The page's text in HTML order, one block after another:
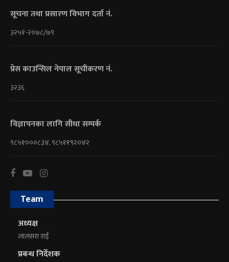
सूचना तथा प्रसारण विभाग दर्ता नं.
३२५१-२०७८/७९
प्रेस काउन्सिल नेपाल सूचीकरण नं.
३२३६
विज्ञापनका लागि सीधा सम्पर्क
९८५१०००८३४, ९८५११९२०४२
Team
अध्यक्ष
लालसरा राई
प्रबन्ध निर्देशक